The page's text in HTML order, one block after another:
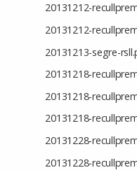
20131212-
20131212-
20131213-segre-
20131218-
20131218-
20131218-
20131228-
20131228-